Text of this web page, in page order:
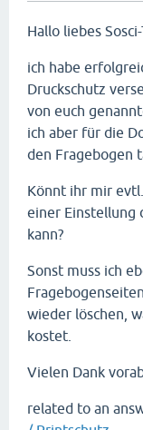
Hallo liebes Sosci-
ich habe
Druckschutz
von euch
ich aber für die
den Fragebogen
Könnt ihr mir
einer Einstellung
kann?
Sonst muss ich
wieder löschen,
kostet.
Vielen Dank
related to an